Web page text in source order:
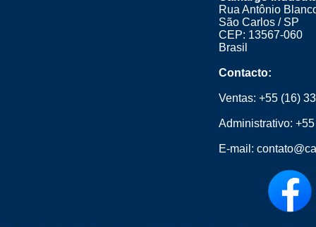
Rua Antônio
São Carlos / SP
CEP: 13567-060
Brasil
Contacto:
Ventas: +55 (16)
Administrativo:
E-mail: